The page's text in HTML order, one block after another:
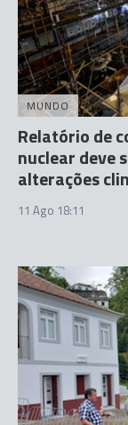
MUNDO
Relatório de
nuclear deve
alterações
11 Ago 18:11